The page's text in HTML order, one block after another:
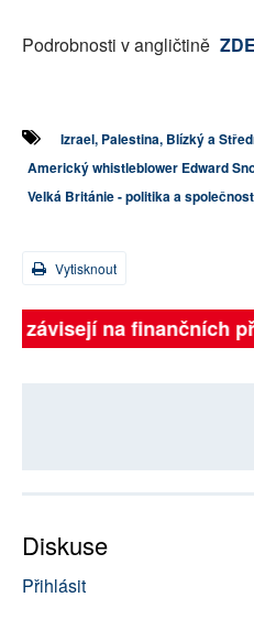
Podrobnosti v angličtině ZDE
Izrael, Palestina, Blízký a
Americký whistleblower Edward
Velká Británie - politika a společnost
Vytisknout
závisejí na finančních
Diskuse
Přihlásit